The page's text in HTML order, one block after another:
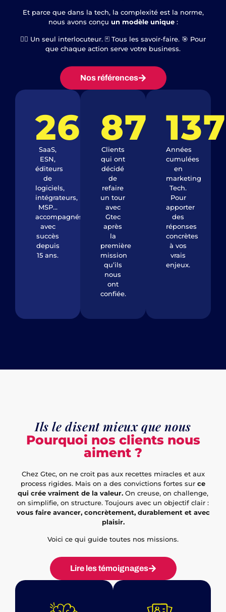
Et parce que dans la tech, la complexité est la norme,
nous avons conçu un modèle unique:
👨‍✈️ Un seul interlocuteur. 🃏 Tous les savoir-faire. 🎯 Pour
que chaque action serve votre business.
Nos références
262
SaaS,
ESN,
éditeurs
de
logiciels,
intégrateurs,
MSP…
accompagnés
avec
succès
depuis
15 ans.
87 %
Clients
qui ont
décidé
de
refaire
un tour
avec
Gtec
après
la
première
mission
qu’ils
nous
ont
confiée.
137
Années
cumulées
en
marketing
Tech.
Pour
apporter
des
réponses
concrètes
à vos
vrais
enjeux.
Ils le disent mieux que nous
Pourquoi nos clients nous
aiment ?​
Chez Gtec, on ne croit pas aux recettes miracles et aux
process rigides. Mais on a des convictions fortes sur ce
qui crée vraiment de la valeur. On creuse, on challenge,
on simplifie, on structure. Toujours avec un objectif clair :
vous faire avancer, concrètement, durablement et avec
plaisir.
Voici ce qui guide toutes nos missions.
Lire les témoignages